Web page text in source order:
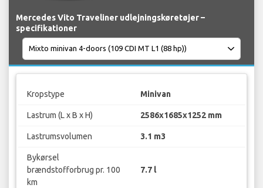
Mercedes Vito Traveliner udlejningskøretøjer –
specifikationer
Kropstype Minivan
Lastrum (L x B x H) 2586x1685x1252 mm
Lastrumsvolumen 3.1 m3
Bykørsel
brændstofforbrug pr. 100
km
7.7 l